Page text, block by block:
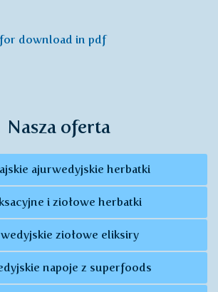
download in pdf
Nasza oferta
ajurwedyjskie herbatki
i ziołowe herbatki
ziołowe eliksiry
napoje z superfoods